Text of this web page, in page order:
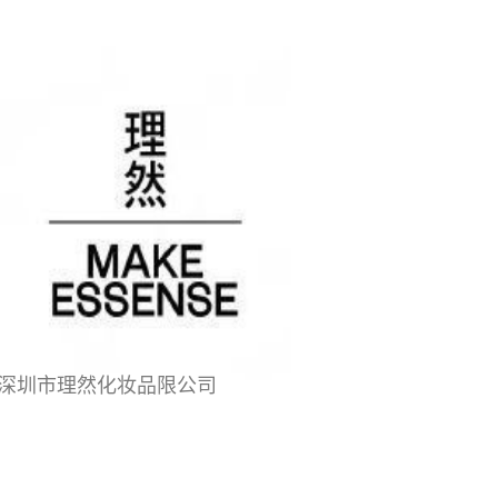
圳市理然化妆品限公司